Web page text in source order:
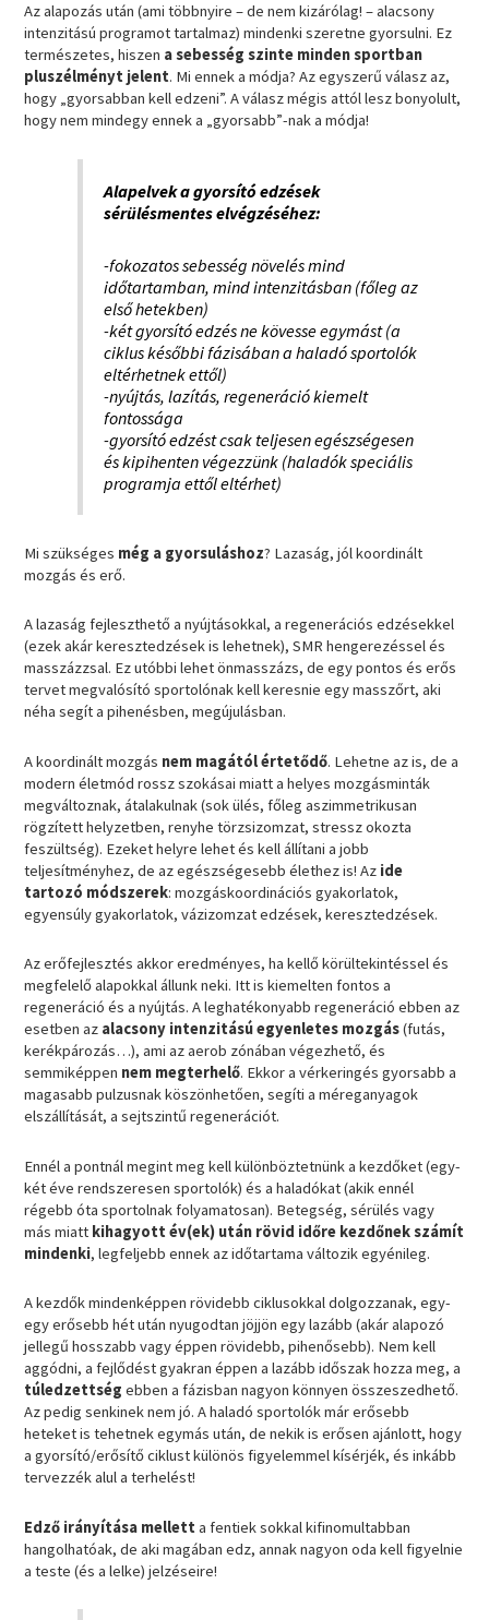
Az alapozás után (ami többnyire – de nem kizárólag! – alacsony
intenzitású programot tartalmaz) mindenki szeretne gyorsulni. Ez
természetes, hiszen a sebesség szinte minden sportban
pluszélményt jelent. Mi ennek a módja? Az egyszerű válasz az,
hogy „gyorsabban kell edzeni”. A válasz mégis attól lesz bonyolult,
hogy nem mindegy ennek a „gyorsabb”-nak a módja!
Alapelvek a gyorsító edzések
sérülésmentes elvégzéséhez:
-fokozatos sebesség növelés mind
időtartamban, mind intenzitásban (főleg az
első hetekben)
-két gyorsító edzés ne kövesse egymást (a
ciklus későbbi fázisában a haladó sportolók
eltérhetnek ettől)
-nyújtás, lazítás, regeneráció kiemelt
fontossága
-gyorsító edzést csak teljesen egészségesen
és kipihenten végezzünk (haladók speciális
programja ettől eltérhet)
Mi szükséges még a gyorsuláshoz? Lazaság, jól koordinált
mozgás és erő.
A lazaság fejleszthető a nyújtásokkal, a regenerációs edzésekkel
(ezek akár keresztedzések is lehetnek), SMR hengerezéssel és
masszázzsal. Ez utóbbi lehet önmasszázs, de egy pontos és erős
tervet megvalósító sportolónak kell keresnie egy masszőrt, aki
néha segít a pihenésben, megújulásban.
A koordinált mozgás nem magától értetődő. Lehetne az is, de a
modern életmód rossz szokásai miatt a helyes mozgásminták
megváltoznak, átalakulnak (sok ülés, főleg aszimmetrikusan
rögzített helyzetben, renyhe törzsizomzat, stressz okozta
feszültség). Ezeket helyre lehet és kell állítani a jobb
teljesítményhez, de az egészségesebb élethez is! Az ide
tartozó módszerek: mozgáskoordinációs gyakorlatok,
egyensúly gyakorlatok, vázizomzat edzések, keresztedzések.
Az erőfejlesztés akkor eredményes, ha kellő körültekintéssel és
megfelelő alapokkal állunk neki. Itt is kiemelten fontos a
regeneráció és a nyújtás. A leghatékonyabb regeneráció ebben az
esetben az alacsony intenzitású egyenletes mozgás(futás,
kerékpározás…), ami az aerob zónában végezhető, és
semmiképpen nem megterhelő. Ekkor a vérkeringés gyorsabb a
magasabb pulzusnak köszönhetően, segíti a méreganyagok
elszállítását, a sejtszintű regenerációt.
Ennél a pontnál megint meg kell különböztetnünk a kezdőket (egy-
két éve rendszeresen sportolók) és a haladókat (akik ennél
régebb óta sportolnak folyamatosan). Betegség, sérülés vagy
más miatt kihagyott év(ek) után rövid időre kezdőnek számít
mindenki, legfeljebb ennek az időtartama változik egyénileg.
A kezdők mindenképpen rövidebb ciklusokkal dolgozzanak, egy-
egy erősebb hét után nyugodtan jöjjön egy lazább (akár alapozó
jellegű hosszabb vagy éppen rövidebb, pihenősebb). Nem kell
aggódni, a fejlődést gyakran éppen a lazább időszak hozza meg, a
túledzettség ebben a fázisban nagyon könnyen összeszedhető.
Az pedig senkinek nem jó. A haladó sportolók már erősebb
heteket is tehetnek egymás után, de nekik is erősen ajánlott, hogy
a gyorsító/erősítő ciklust különös figyelemmel kísérjék, és inkább
tervezzék alul a terhelést!
Edző irányítása mellett a fentiek sokkal kifinomultabban
hangolhatóak, de aki magában edz, annak nagyon oda kell figyelnie
a teste (és a lelke) jelzéseire!